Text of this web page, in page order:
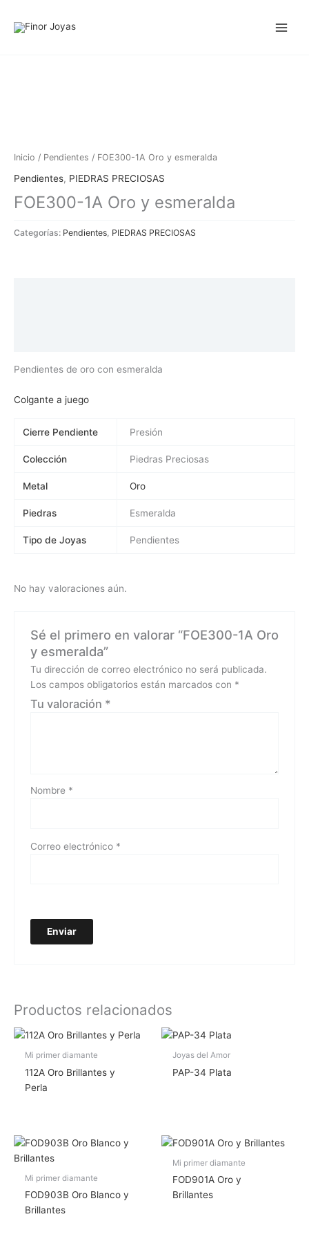
Inicio / Pendientes / FOE300-1A Oro y esmeralda
Pendientes, PIEDRAS PRECIOSAS
FOE300-1A Oro y esmeralda
Categorías: Pendientes PIEDRAS PRECIOSAS
Pendientes de oro con esmeralda
Colgante a juego
Cierre Pendiente Presión
Colección Piedras Preciosas
Metal Oro
Piedras Esmeralda
Tipo de Joyas Pendientes
No hay valoraciones aún.
Sé el primero en valorar “FOE300-1A Oro
y esmeralda”
Tu dirección de correo electrónico no será publicada.
Los campos obligatorios están marcados con *
Tu valoración *
Nombre *
Correo electrónico *
Productos relacionados
Mi primer diamante
112A Oro Brillantes y
Perla
Joyas del Amor
PAP-34 Plata
Mi primer diamante
FOD903B Oro Blanco y
Brillantes
Mi primer diamante
FOD901A Oro y
Brillantes